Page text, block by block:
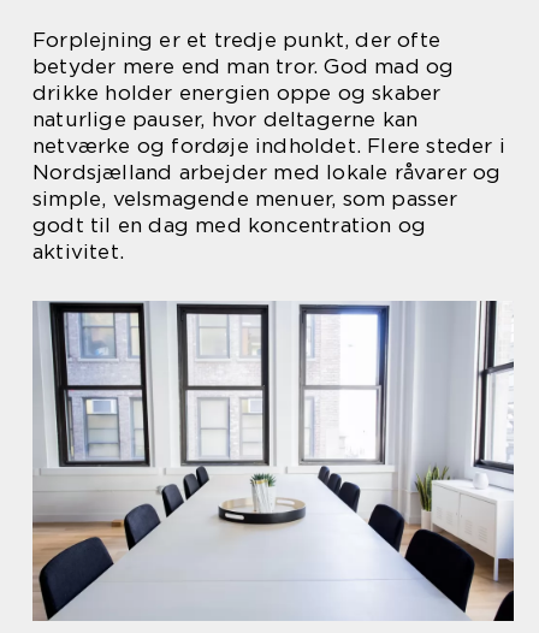
Forplejning er et tredje punkt, der ofte
betyder mere end man tror. God mad og
drikke holder energien oppe og skaber
naturlige pauser, hvor deltagerne kan
netværke og fordøje indholdet. Flere steder i
Nordsjælland arbejder med lokale råvarer og
simple, velsmagende menuer, som passer
godt til en dag med koncentration og
aktivitet.